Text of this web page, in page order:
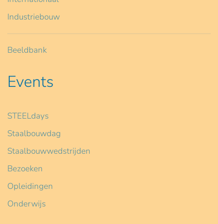
Industriebouw
Beeldbank
Events
STEELdays
Staalbouwdag
Staalbouwwedstrijden
Bezoeken
Opleidingen
Onderwijs